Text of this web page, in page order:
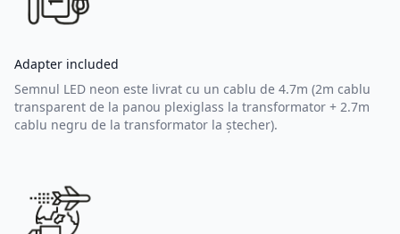
Adapter included
Semnul LED neon este livrat cu un cablu de 4.7m (2m cablu
transparent de la panou plexiglass la transformator + 2.7m
cablu negru de la transformator la ștecher).